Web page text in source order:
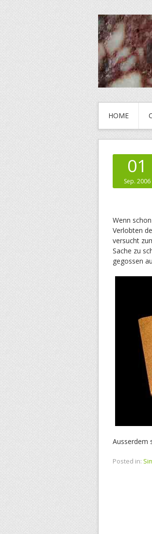
HOME
01
Sep. 2006
Wenn
Verlobten
versucht
Sache zu
gegossen
Ausserdem
Posted in: